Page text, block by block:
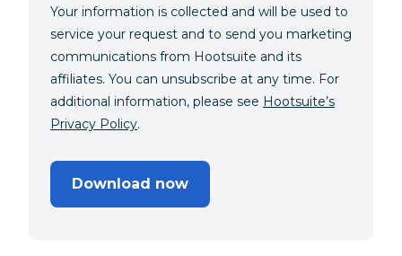
Your information is collected and will be used to
service your request and to send you marketing
communications from Hootsuite and its
affiliates. You can unsubscribe at any time. For
additional information, please see Hootsuite’s
Privacy Policy.
Download now